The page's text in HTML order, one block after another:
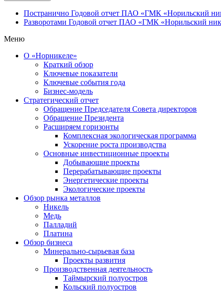
Постранично Годовой отчет ПАО «ГМК «Норильский
Разворотами Годовой отчет ПАО «ГМК «Норильский
Меню
О «Норникеле»
Краткий обзор
Ключевые показатели
Ключевые события года
Бизнес-модель
Стратегический отчет
Обращение Председателя Совета директоров
Обращение Президента
Расширяем горизонты
Комплексная экологическая программа
Ускорение роста производства
Основные инвестиционные проекты
Добывающие проекты
Перерабатывающие проекты
Энергетические проекты
Экологические проекты
Обзор рынка металлов
Никель
Медь
Палладий
Платина
Обзор бизнеса
Минерально-сырьевая база
Проекты развития
Производственная деятельность
Таймырский полуостров
Кольский полуостров